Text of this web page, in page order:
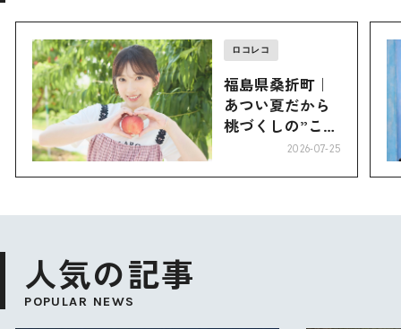
ロコレコ
福島県桑折町｜
あつい夏だから
桃づくしの”こお
2026-07-25
人気の記事
POPULAR NEWS